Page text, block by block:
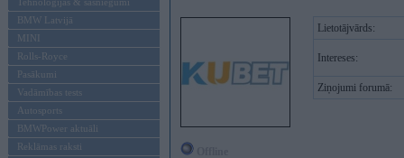
BMW Latvijā
MINI
Rolls-Royce
Pasākumi
Vadāmības tests
Autosports
BMWPower aktuāli
Reklāmas raksti
Lietotājvārds:
Intereses:
Ziņojumi forumā: